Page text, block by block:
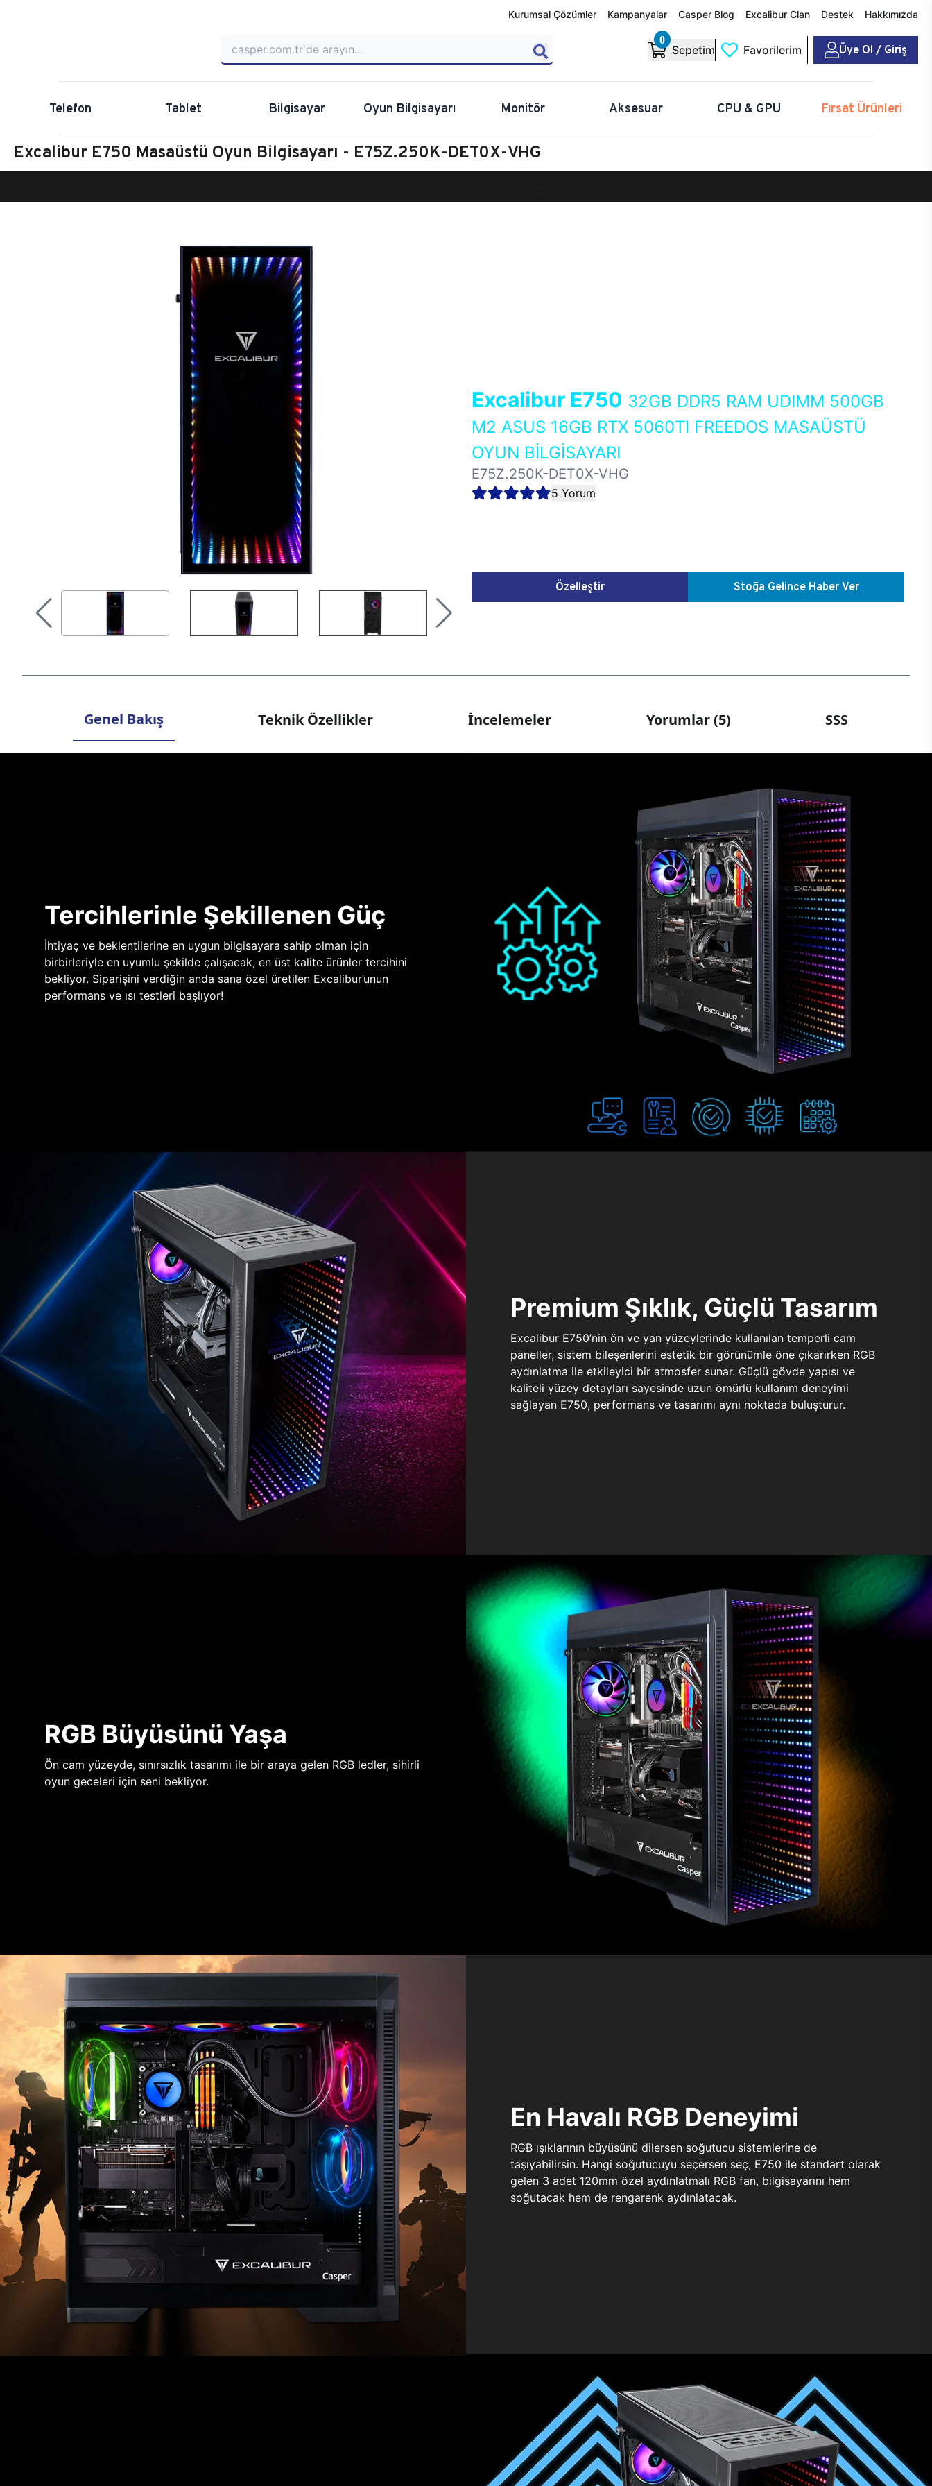
Kurumsal Çözümler Kampanyalar Casper Blog Excalibur Clan Destek Hakkımızda
0
Sepetim Favorilerim Üye Ol / Giriş
Telefon Tablet Bilgisayar Oyun Bilgisayarı Monitör Aksesuar CPU & GPU Fırsat Ürünleri
Excalibur E750 Masaüstü Oyun Bilgisayarı - E75Z.250K-DET0X-VHG
Excalibur E750 32GB DDR5 RAM UDIMM 500GB
M2 ASUS 16GB RTX 5060TI FREEDOS MASAÜSTÜ
OYUN BİLGİSAYARI
E75Z.250K-DET0X-VHG
5 Yorum
Özelleştir Stoğa Gelince Haber Ver
Genel Bakış Teknik Özellikler İncelemeler Yorumlar (5) SSS
Tercihlerinle Şekillenen Güç
İhtiyaç ve beklentilerine en uygun bilgisayara sahip olman için
birbirleriyle en uyumlu şekilde çalışacak, en üst kalite ürünler tercihini
bekliyor. Siparişini verdiğin anda sana özel üretilen Excalibur’unun
performans ve ısı testleri başlıyor!
Premium Şıklık, Güçlü Tasarım
Excalibur E750’nin ön ve yan yüzeylerinde kullanılan temperli cam
paneller, sistem bileşenlerini estetik bir görünümle öne çıkarırken RGB
aydınlatma ile etkileyici bir atmosfer sunar. Güçlü gövde yapısı ve
kaliteli yüzey detayları sayesinde uzun ömürlü kullanım deneyimi
sağlayan E750, performans ve tasarımı aynı noktada buluşturur.
RGB Büyüsünü Yaşa
Ön cam yüzeyde, sınırsızlık tasarımı ile bir araya gelen RGB ledler, sihirli
oyun geceleri için seni bekliyor.
En Havalı RGB Deneyimi
RGB ışıklarının büyüsünü dilersen soğutucu sistemlerine de
taşıyabilirsin. Hangi soğutucuyu seçersen seç, E750 ile standart olarak
gelen 3 adet 120mm özel aydınlatmalı RGB fan, bilgisayarını hem
soğutacak hem de rengarenk aydınlatacak.